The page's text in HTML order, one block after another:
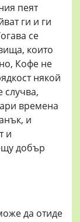
пеят
ги и ги
се
които
Кофе не
някой
случва,
времена
и
и
добър
да отиде